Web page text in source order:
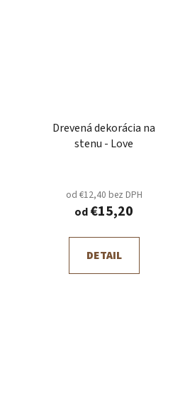
Drevená dekorácia na
stenu - Love
od €12,40 bez DPH
od€15,20
DETAIL